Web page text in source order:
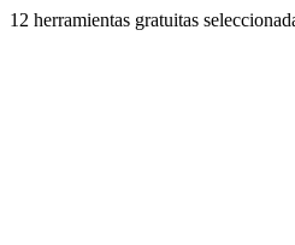
12 herramientas gratuitas